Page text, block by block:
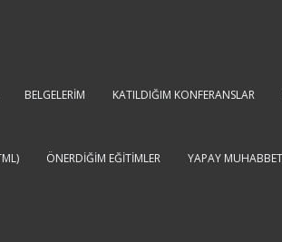
BELGELERIM KATILDIĞIM KONFERANSLAR
ÖNERDIĞIM EĞITIMLER YAPAY